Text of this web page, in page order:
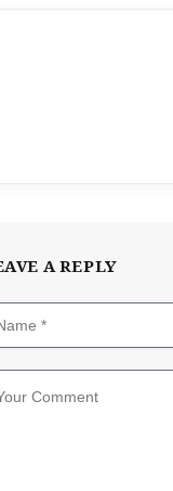
A REPLY